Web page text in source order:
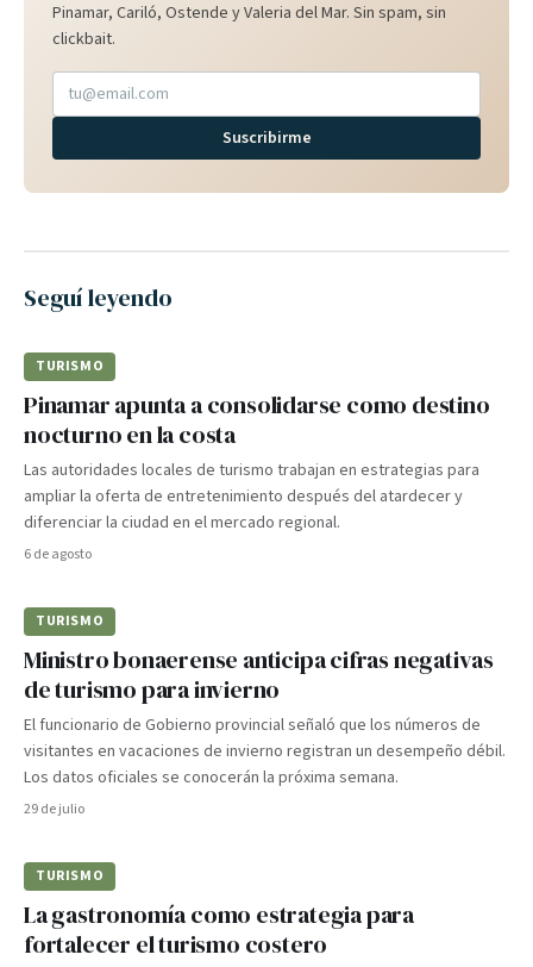
Pinamar, Cariló, Ostende y Valeria del Mar. Sin spam, sin
clickbait.
Suscribirme
Seguí leyendo
TURISMO
Pinamar apunta a consolidarse como destino
nocturno en la costa
Las autoridades locales de turismo trabajan en estrategias para
ampliar la oferta de entretenimiento después del atardecer y
diferenciar la ciudad en el mercado regional.
6 de agosto
TURISMO
Ministro bonaerense anticipa cifras negativas
de turismo para invierno
El funcionario de Gobierno provincial señaló que los números de
visitantes en vacaciones de invierno registran un desempeño débil.
Los datos oficiales se conocerán la próxima semana.
29 de julio
TURISMO
La gastronomía como estrategia para
fortalecer el turismo costero